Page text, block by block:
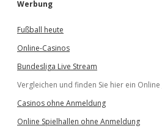
Werbung
Fußball heute
Online-Casinos
Bundesliga Live Stream
Vergleichen und finden Sie hier ein Online
Casinos ohne Anmeldung
Online Spielhallen ohne Anmeldung